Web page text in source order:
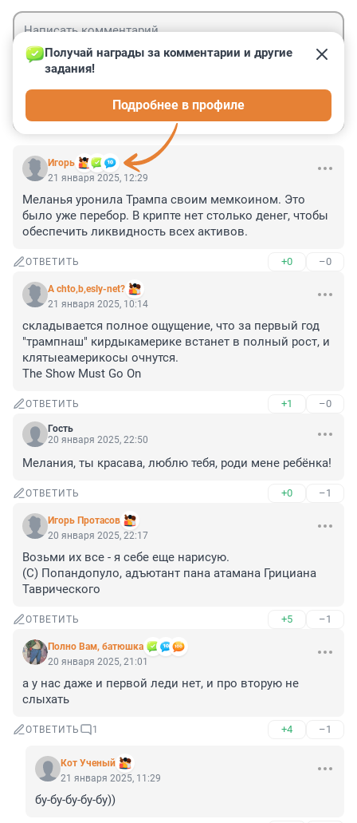
Игoрь
Получай награды за комментарии и другие
задания!
Подробнее в профиле
21 января 2025, 12:29
Меланья уронила Трампа своим мемкоином. Это
было уже перебор. В крипте нет столько денег, чтобы
обеспечить ликвидность всех активов.
ОТВЕТИТЬ +0 –0
A chto,b,esly-net?
21 января 2025, 10:14
складывается полное ощущение, что за первый год
"трампнаш" кирдыкамерике встанет в полный рост, и
клятыеамерикосы очнутся.
The Show Must Go On
ОТВЕТИТЬ +1 –0
Гость
20 января 2025, 22:50
Мелания, ты красава, люблю тебя, роди мене ребёнка!
ОТВЕТИТЬ +0 –1
Игорь Протасов
20 января 2025, 22:17
Возьми их все - я себе еще нарисую.
(С) Попандопуло, адъютант пана атамана Грициана
Таврического
ОТВЕТИТЬ +5 –1
Полно Вам, батюшка
20 января 2025, 21:01
а у нас даже и первой леди нет, и про вторую не
слыхать
ОТВЕТИТЬ 1 +4 –1
Кот Ученый
21 января 2025, 11:29
бу-бу-бу-бу-бу))